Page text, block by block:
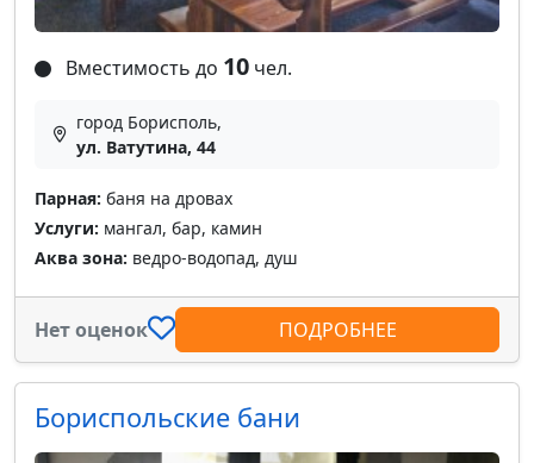
Вместимость до 10 чел.
город Борисполь,
ул. Ватутина, 44
Парная: баня на дровах
Услуги: мангал, бар, камин
Аква зона: ведро-водопад, душ
Нет оценок ПОДРОБНЕЕ
Бориспольские бани